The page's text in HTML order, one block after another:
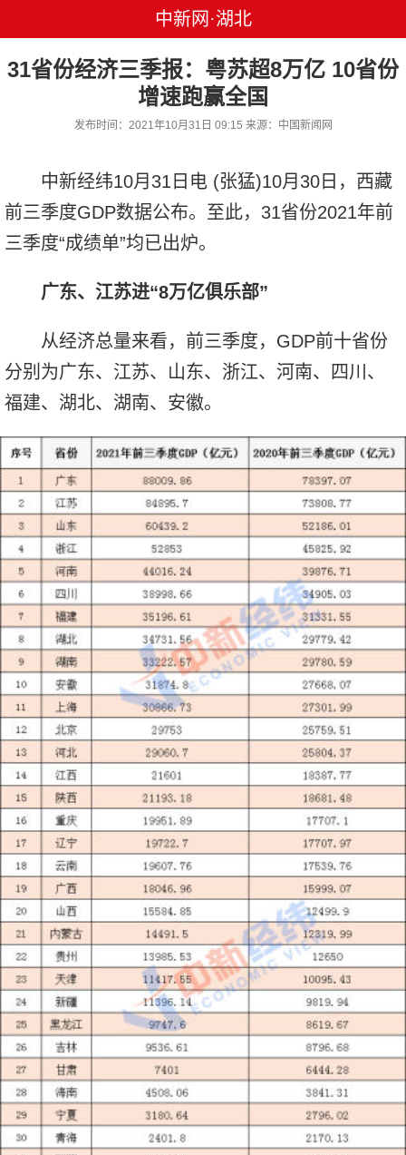
中新网·湖北
31省份经济三季报：粤苏超8万亿 10省份
增速跑赢全国
发布时间：2021年10月31日 09:15 来源：中国新闻网
中新经纬10月31日电 (张猛)10月30日，西藏
前三季度GDP数据公布。至此，31省份2021年前
三季度“成绩单”均已出炉。
广东、江苏进“8万亿俱乐部”
从经济总量来看，前三季度，GDP前十省份
分别为广东、江苏、山东、浙江、河南、四川、
福建、湖北、湖南、安徽。